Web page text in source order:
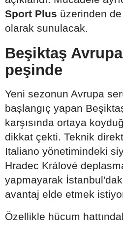
Sport Plus üzerinden
olarak sunulacak.
Beşiktaş
peşinde
Yeni sezonun Avrupa
başlangıç yapan
karşısında ortaya
dikkat çekti. Teknik
Italiano yönetimindeki
Hradec Králové
yapmayarak
avantaj elde etmek
Özellikle hücum